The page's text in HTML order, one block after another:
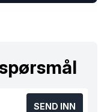
SEND INN